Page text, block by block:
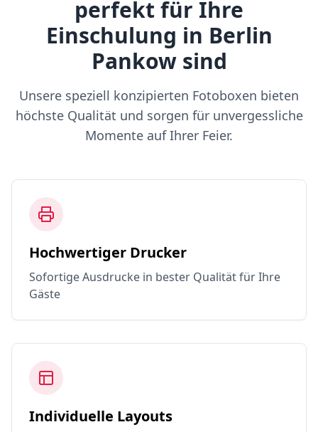
perfekt für Ihre
Einschulung in Berlin
Pankow sind
Unsere speziell konzipierten Fotoboxen bieten
höchste Qualität und sorgen für unvergessliche
Momente auf Ihrer Feier.
Hochwertiger Drucker
Sofortige Ausdrucke in bester Qualität für Ihre
Gäste
Individuelle Layouts